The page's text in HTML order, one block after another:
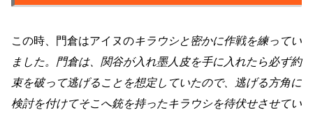
この時、門倉はアイヌのキラウシと密かに作戦を練ってい
ました。門倉は、関谷が入れ墨人皮を手に入れたら必ず約
束を破って逃げることを想定していたので、逃げる方角に
検討を付けてそこへ銃を持ったキラウシを待伏せさせてい